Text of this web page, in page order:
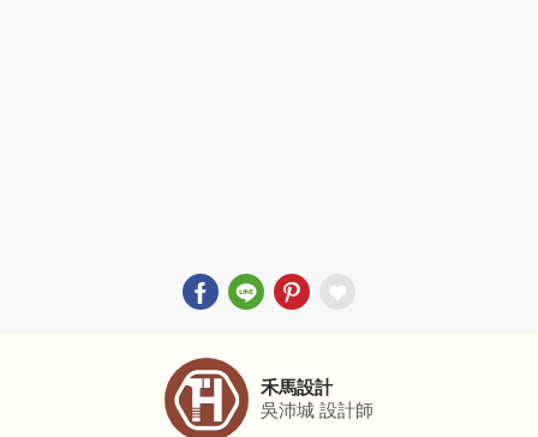
禾馬設計
吳沛城 設計師